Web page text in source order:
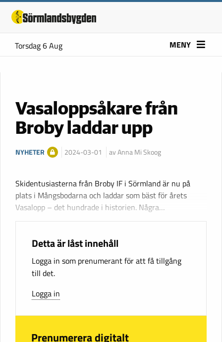
Torsdag 6 Aug MENY
Vasaloppsåkare från
Broby laddar upp
NYHETER 2024-03-01 av Anna Mi Skoog
Skidentusiasterna från Broby IF i Sörmland är nu på
plats i Mångsbodarna och laddar som bäst för årets
Vasalopp – det hundrade i historien. Några…
Detta är låst innehåll
Logga in som prenumerant för att få tillgång
till det.
Logga in
Prenumerera digitalt